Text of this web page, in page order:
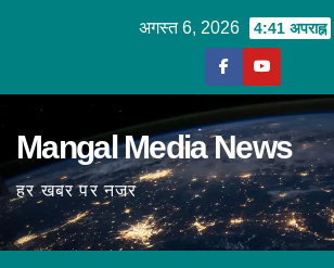
अगस्त 6, 2026 4:41 अपराह्न
Mangal Media News
हर खबर पर नजर